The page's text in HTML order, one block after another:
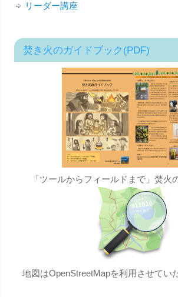
リーダー講座
焚き火のガイドブック(PDF)
「ツールからフィールドまで」焚火
地図はOpenStreetMapを利用させてい